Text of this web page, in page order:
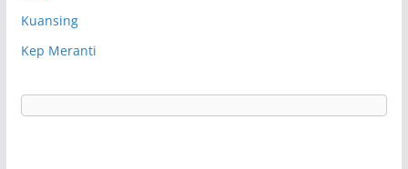
Kuansing
Kep Meranti